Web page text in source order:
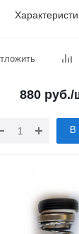
880 руб./
В